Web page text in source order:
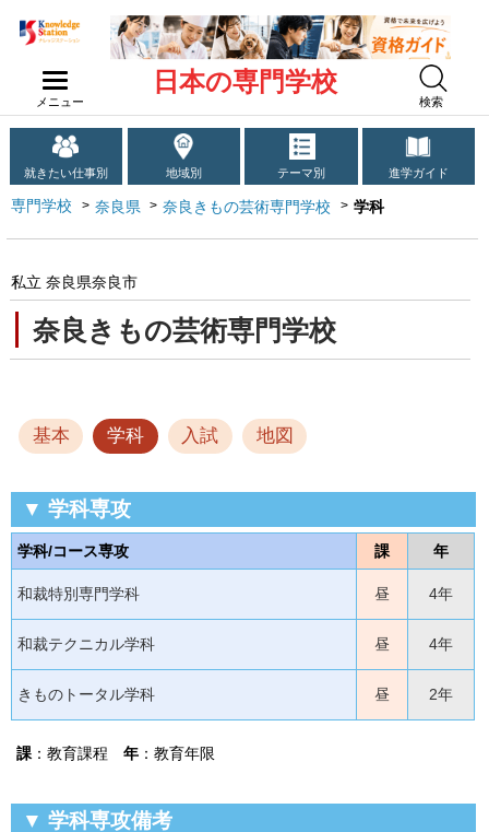
メニュー
日本の専門学校
検索
就きたい仕事別 地域別 テーマ別 進学ガイド
専門学校 奈良県 奈良きもの芸術専門学校 学科
奈良きもの芸術専門学校
私立 奈良県奈良市
基本 学科 入試 地図
▼ 学科専攻
学科/コース専攻 課 年
和裁特別専門学科 昼 4年
和裁テクニカル学科 昼 4年
きものトータル学科 昼 2年
課 ：教育課程 年 ：教育年限
▼ 学科専攻備考